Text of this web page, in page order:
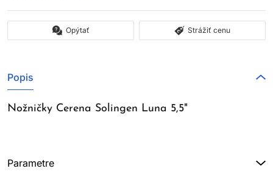
Opýtať Strážiť cenu
Popis
Nožničky Cerena Solingen Luna 5,5"
Parametre